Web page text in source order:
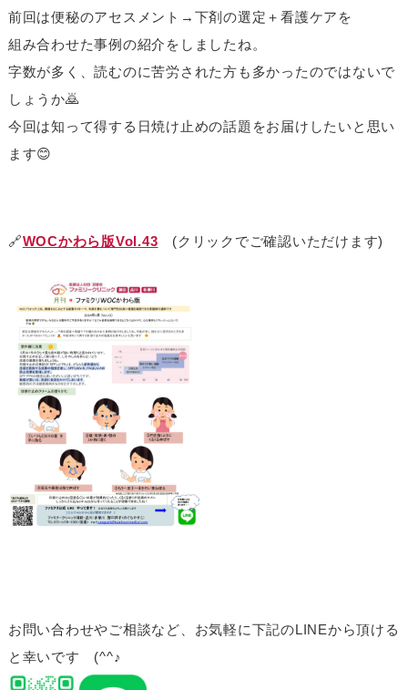
前回は便秘のアセスメント→下剤の選定＋看護ケアを
組み合わせた事例の紹介をしましたね。
字数が多く、読むのに苦労された方も多かったのではないで
しょうか🙇
今回は知って得する日焼け止めの話題をお届けしたいと 思い
ます😊
🔗WOCかわら版Vol.43 (クリックでご確認いただけます)
お問い合わせやご相談など、お気軽に下記のLINEから頂ける
と幸いです (^^♪